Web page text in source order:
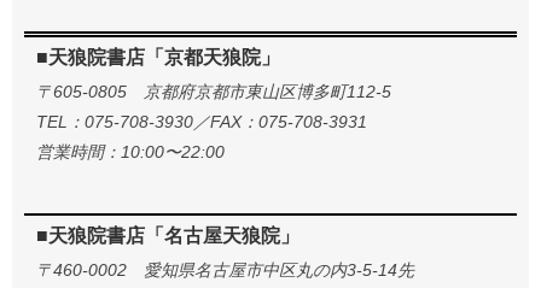
■天狼院書店「京都天狼院」
〒605-0805 京都府京都市東山区博多町112-5
TEL：075-708-3930／FAX：075-708-3931
営業時間：10:00〜22:00
■天狼院書店「名古屋天狼院」
〒460-0002 愛知県名古屋市中区丸の内3-5-14先